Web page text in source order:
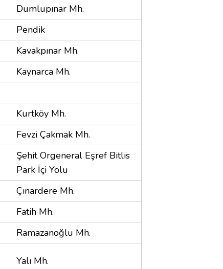
Dumlupınar Mh.
Pendik
Kavakpınar Mh.
Kaynarca Mh.
Kurtköy Mh.
Fevzi Çakmak Mh.
Şehit Orgeneral Eşref Bitlis
Park İçi Yolu
Çınardere Mh.
Fatih Mh.
Ramazanoğlu Mh.
Yalı Mh.